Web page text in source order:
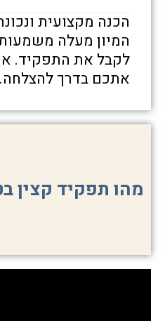
הכנה מקצועית
המיון מעלה
לקבל את התפקיד.
אתכם בדרך להצלחה.
מהו תפקיד קצין